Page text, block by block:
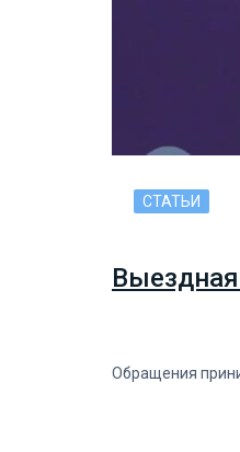
СТАТЬИ
Обращения